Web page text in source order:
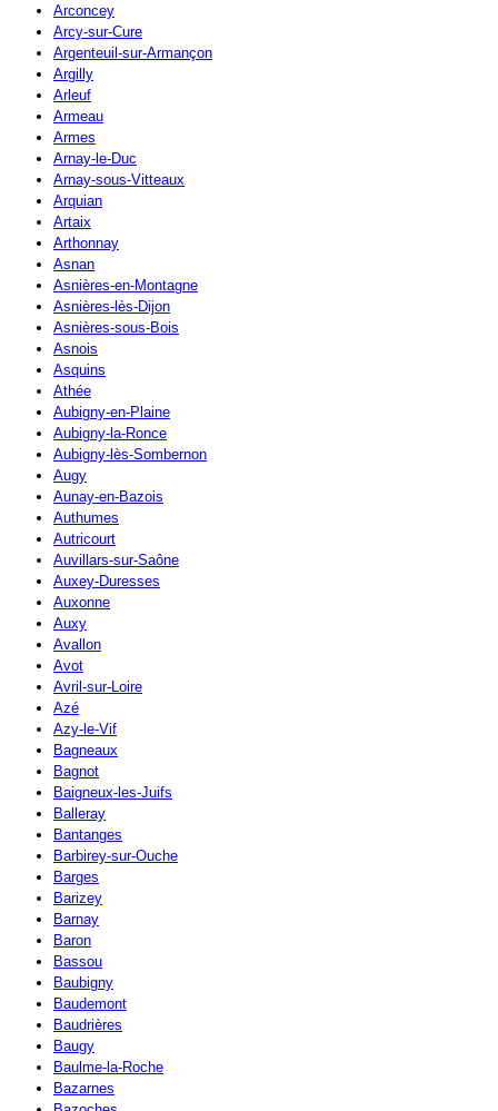
Arconcey
Arcy-sur-Cure
Argenteuil-sur-Armançon
Argilly
Arleuf
Armeau
Armes
Arnay-le-Duc
Arnay-sous-Vitteaux
Arquian
Artaix
Arthonnay
Asnan
Asnières-en-Montagne
Asnières-lès-Dijon
Asnières-sous-Bois
Asnois
Asquins
Athée
Aubigny-en-Plaine
Aubigny-la-Ronce
Aubigny-lès-Sombernon
Augy
Aunay-en-Bazois
Authumes
Autricourt
Auvillars-sur-Saône
Auxey-Duresses
Auxonne
Auxy
Avallon
Avot
Avril-sur-Loire
Azé
Azy-le-Vif
Bagneaux
Bagnot
Baigneux-les-Juifs
Balleray
Bantanges
Barbirey-sur-Ouche
Barges
Barizey
Barnay
Baron
Bassou
Baubigny
Baudemont
Baudrières
Baugy
Baulme-la-Roche
Bazarnes